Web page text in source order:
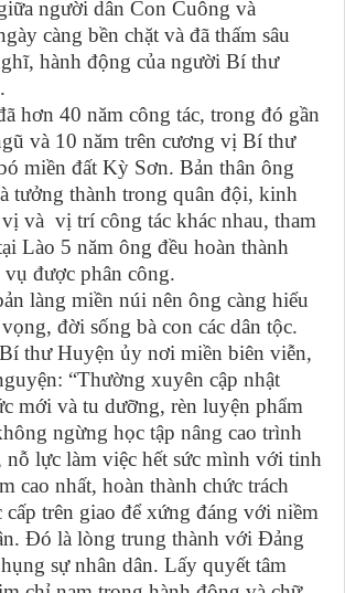
người dân Con Cuông và
càng bền chặt và đã thấm sâu
hành động của người Bí thư
hơn 40 năm công tác, trong đó gần
và 10 năm trên cương vị Bí thư
miền đất Kỳ Sơn. Bản thân ông
tưởng thành trong quân đội, kinh
và vị trí công tác khác nhau, tham
Lào 5 năm ông đều hoàn thành
vụ được phân công.
làng miền núi nên ông càng hiểu
đời sống bà con các dân tộc.
thư Huyện ủy nơi miền biên viễn,
“Thường xuyên cập nhật
mới và tu dưỡng, rèn luyện phẩm
ngừng học tập nâng cao trình
nỗ lực làm việc hết sức mình với tinh
cao nhất, hoàn thành chức trách
trên giao để xứng đáng với niềm
Đó là lòng trung thành với Đảng
sự nhân dân. Lấy quyết tâm